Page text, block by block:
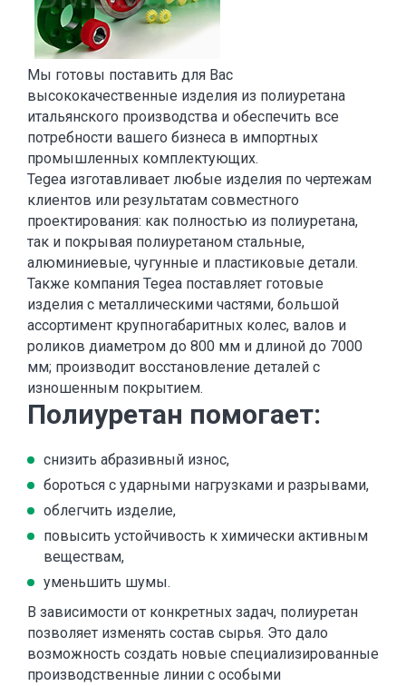
Мы готовы поставить для Вас
высококачественные изделия из полиуретана
итальянского производства и обеспечить все
потребности вашего бизнеса в импортных
промышленных комплектующих.
Tegea изготавливает любые изделия по чертежам
клиентов или результатам совместного
проектирования: как полностью из полиуретана,
так и покрывая полиуретаном стальные,
алюминиевые, чугунные и пластиковые детали.
Также компания Tegea поставляет готовые
изделия с металлическими частями, большой
ассортимент крупногабаритных колес, валов и
роликов диаметром до 800 мм и длиной до 7000
мм; производит восстановление деталей с
изношенным покрытием.
Полиуретан помогает:
снизить абразивный износ,
бороться с ударными нагрузками и разрывами,
облегчить изделие,
повысить устойчивость к химически активным
веществам,
уменьшить шумы.
В зависимости от конкретных задач, полиуретан
позволяет изменять состав сырья. Это дало
возможность создать новые специализированные
производственные линии с особыми